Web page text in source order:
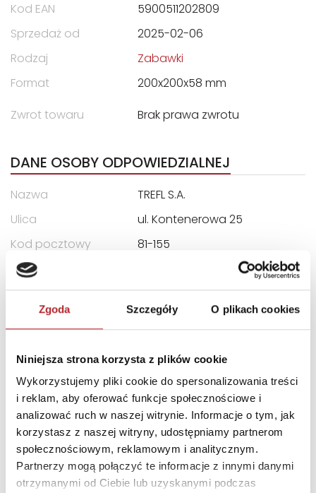
Zgoda Szczegóły O plikach cookies
Niniejsza strona korzysta z plików cookie
Wykorzystujemy pliki cookie do spersonalizowania treści
i reklam, aby oferować funkcje społecznościowe i
analizować ruch w naszej witrynie. Informacje o tym, jak
korzystasz z naszej witryny, udostępniamy partnerom
społecznościowym, reklamowym i analitycznym.
Partnerzy mogą połączyć te informacje z innymi danymi
otrzymanymi od Ciebie lub uzyskanymi podczas
Kod EAN
5900511202809
Sprzedaż od
2025-02-06
Rodzaj
Zabawki
Format
200x200x58 mm
Zwrot towaru
Brak prawa zwrotu
DANE OSOBY ODPOWIEDZIALNEJ
Nazwa
TREFL S.A.
Ulica
ul. Kontenerowa 25
Kod pocztowy
81-155
Miasto
E-mail
trefl@trefl.com